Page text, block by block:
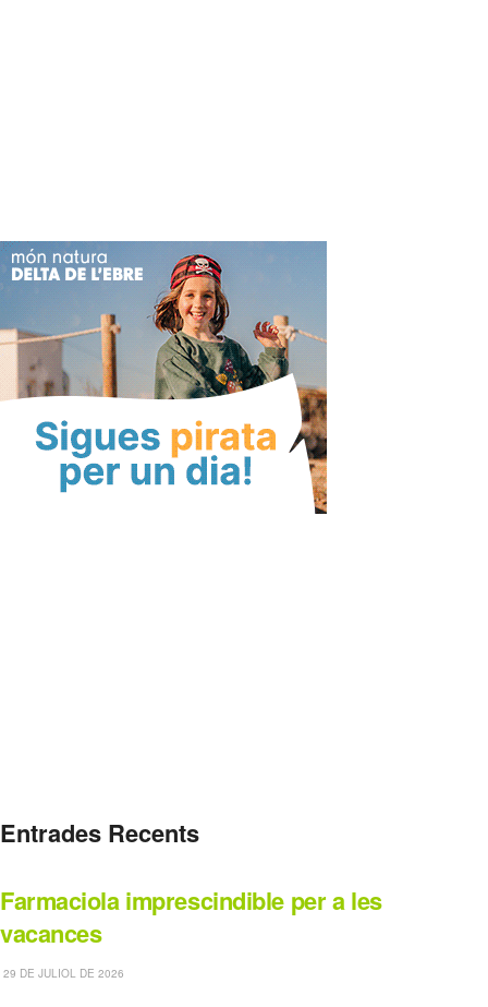
Entrades Recents
Farmaciola imprescindible per a les
vacances
29 DE JULIOL DE 2026